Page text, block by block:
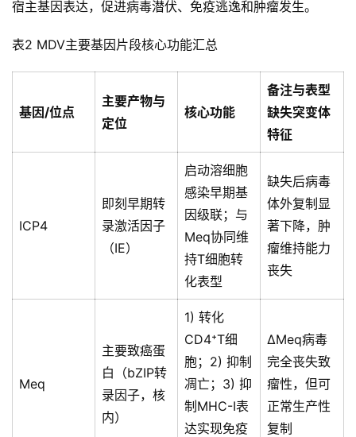
报
数
宿主基因表达，促进病毒潜伏、免疫逃逸和肿瘤发生。
表2 MDV主要基因片段核心功能汇总
基因/位点
主要产物与
定位
核心功能
备注与表型
缺失突变体
特征
ICP4
即刻早期转
录激活因子
（IE）
启动溶细胞
感染早期基
因级联；与
Meq协同维
持T细胞转
化表型
缺失后病毒
体外复制显
著下降，肿
瘤维持能力
丧失
Meq
主要致癌蛋
白（bZIP转
录因子，核
内）
1) 转化
CD4⁺T细
胞；2) 抑制
凋亡；3) 抑
制MHC-I表
达实现免疫
ΔMeq病毒
完全丧失致
瘤性，但可
正常生产性
复制